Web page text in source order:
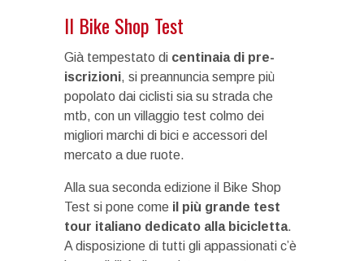
Il Bike Shop Test
Già tempestato di centinaia di pre-
iscrizioni, si preannuncia sempre più
popolato dai ciclisti sia su strada che
mtb, con un villaggio test colmo dei
migliori marchi di bici e accessori del
mercato a due ruote.
Alla sua seconda edizione il Bike Shop
Test si pone come il più grande test
tour italiano dedicato alla bicicletta.
A disposizione di tutti gli appassionati c’è